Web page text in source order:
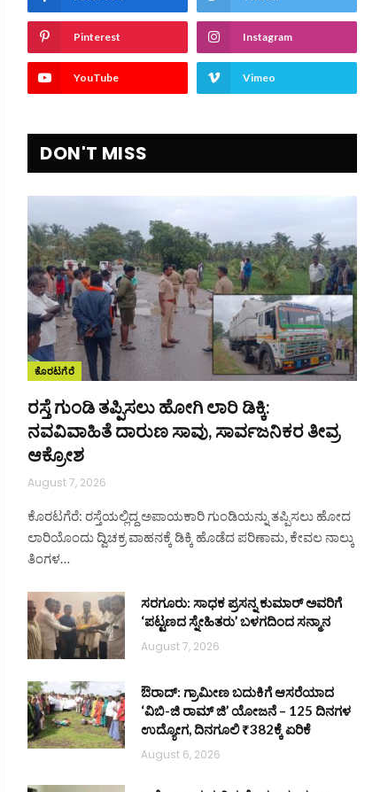
Pinterest Instagram
YouTube Vimeo
DON'T MISS
ಕೊರಟಗೆರೆ
ರಸ್ತೆ ಗುಂಡಿ ತಪ್ಪಿಸಲು ಹೋಗಿ ಲಾರಿ ಡಿಕ್ಕಿ:
ನವವಿವಾಹಿತೆ ದಾರುಣ ಸಾವು, ಸಾರ್ವಜನಿಕರ ತೀವ್ರ
ಆಕ್ರೋಶ
August 7, 2026
ಕೊರಟಗೆರೆ: ರಸ್ತೆಯಲ್ಲಿದ್ದ ಅಪಾಯಕಾರಿ ಗುಂಡಿಯನ್ನು ತಪ್ಪಿಸಲು ಹೋದ
ಲಾರಿಯೊಂದು ದ್ವಿಚಕ್ರ ವಾಹನಕ್ಕೆ ಡಿಕ್ಕಿ ಹೊಡೆದ ಪರಿಣಾಮ, ಕೇವಲ ನಾಲ್ಕು
ತಿಂಗಳ…
ಸರಗೂರು: ಸಾಧಕ ಪ್ರಸನ್ನ ಕುಮಾರ್ ಅವರಿಗೆ
‘ಪಟ್ಟಣದ ಸ್ನೇಹಿತರು’ ಬಳಗದಿಂದ ಸನ್ಮಾನ
August 7, 2026
ಔರಾದ್: ಗ್ರಾಮೀಣ ಬದುಕಿಗೆ ಆಸರೆಯಾದ
‘ವಿಬಿ-ಜಿ ರಾಮ್ ಜಿ’ ಯೋಜನೆ – 125 ದಿನಗಳ
ಉದ್ಯೋಗ, ದಿನಗೂಲಿ ₹382ಕ್ಕೆ ಏರಿಕೆ
August 6, 2026